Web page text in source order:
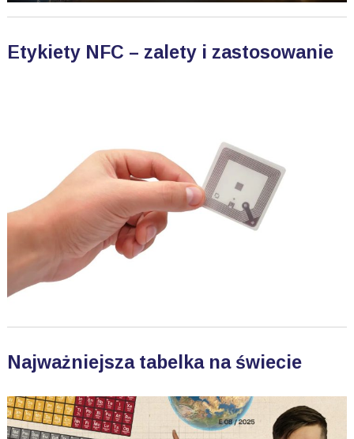
Etykiety NFC – zalety i zastosowanie
Najważniejsza tabelka na świecie